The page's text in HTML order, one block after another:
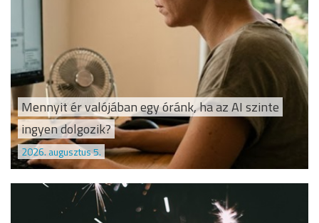
Mennyit ér valójában egy óránk, ha az AI szinte
ingyen dolgozik?
2026. augusztus 5.